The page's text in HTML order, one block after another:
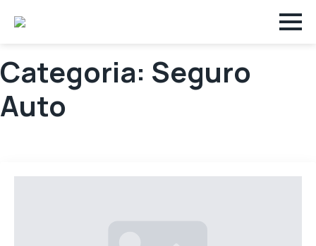
Categoria: Seguro
Auto